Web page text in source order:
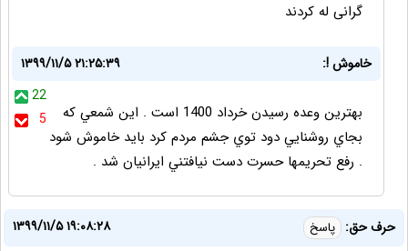
گرانی له کردند
خاموش !:
۱۳۹۹/۱۱/۵ ۲۱:۲۵:۳۹
22
5
بهترين وعده رسيدن خرداد 1400 است . اين شمعي كه
بجاي روشنايي دود توي جشم مردم كرد بايد خاموش شود
. رفع تحريمها حسرت دست نيافتني ايرانيان شد .
حرف حق: پاسخ
۱۳۹۹/۱۱/۵ ۱۹:۰۸:۲۸